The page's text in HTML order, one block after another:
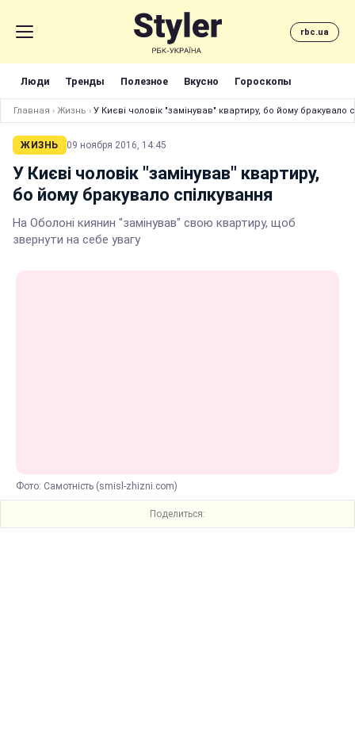
rbc.ua
Люди Тренды Полезное Вкусно Гороскопы
Главная › Жизнь › У Києві чоловік "замінував" квартиру, бо йому бракувало
ЖИЗНЬ 09 ноября 2016, 14:45
У Києві чоловік "замінував" квартиру,
бо йому бракувало спілкування
На Оболоні киянин "замінував" свою квартиру, щоб
звернути на себе увагу
Фото: Самотність (smisl-zhizni.com)
Поделиться: